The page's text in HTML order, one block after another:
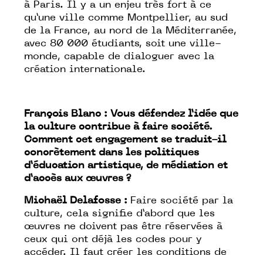
à Paris. Il y a un enjeu très fort à ce
qu’une ville comme Montpellier, au sud
de la France, au nord de la Méditerranée,
avec 80 000 étudiants, soit une ville-
monde, capable de dialoguer avec la
création internationale.
François Blanc : Vous défendez l’idée que
la culture contribue à faire société.
Comment cet engagement se traduit-il
concrètement dans les politiques
d’éducation artistique, de médiation et
d’accès aux œuvres ?
Michaël Delafosse : Faire société par la
culture, cela signifie d’abord que les
œuvres ne doivent pas être réservées à
ceux qui ont déjà les codes pour y
accéder. Il faut créer les conditions de